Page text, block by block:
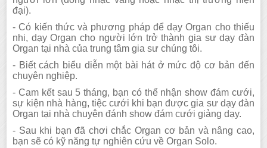
đại).
- Có kiến thức và phương pháp để dạy Organ cho thiếu
nhi, dạy Organ cho người lớn trở thành gia sư dạy đàn
Organ tại nhà của trung tâm gia sư chúng tôi.
- Biết cách biểu diễn một bài hát ở mức độ cơ bản đến
chuyên nghiệp.
- Cam kết sau 5 tháng, bạn có thể nhận show đám cưới,
sự kiện nhà hàng, tiệc cưới khi bạn được gia sư dạy đàn
Organ tại nhà chuyên đánh show đám cưới giảng dạy.
- Sau khi bạn đã chơi chắc Organ cơ bản và nâng cao,
bạn sẽ có kỹ năng tự nghiên cứu về Organ Solo.